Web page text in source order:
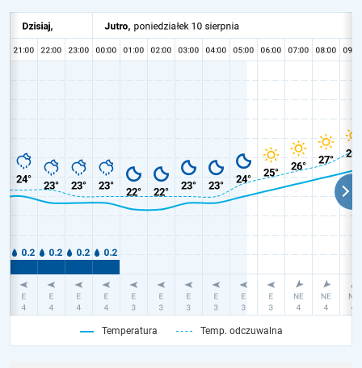
Temperatura Temp. odczuwalna